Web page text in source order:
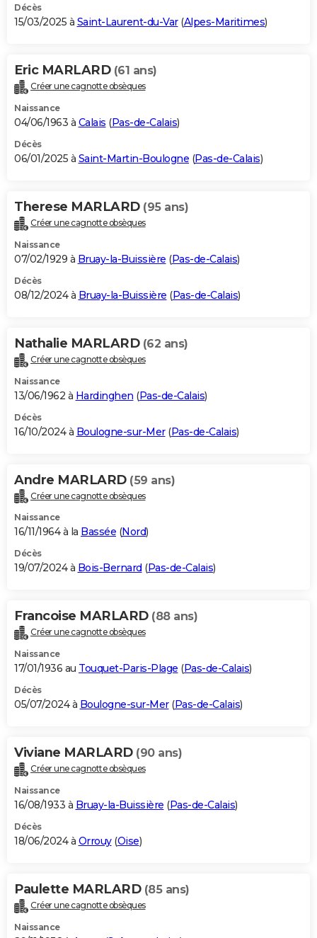
Décès
15/03/2025 à Saint-Laurent-du-Var(Alpes-Maritimes)
Eric MARLARD (61 ans)
Créer une cagnotte obsèques
Naissance
04/06/1963 à Calais (Pas-de-Calais)
Décès
06/01/2025 à Saint-Martin-Boulogne (Pas-de-Calais)
Therese MARLARD (95 ans)
Créer une cagnotte obsèques
Naissance
07/02/1929 à Bruay-la-Buissière (Pas-de-Calais)
Décès
08/12/2024 à Bruay-la-Buissière (Pas-de-Calais)
Nathalie MARLARD (62 ans)
Créer une cagnotte obsèques
Naissance
13/06/1962 à Hardinghen (Pas-de-Calais)
Décès
16/10/2024 à Boulogne-sur-Mer(Pas-de-Calais)
Andre MARLARD (59 ans)
Créer une cagnotte obsèques
Naissance
16/11/1964 à la Bassée (Nord)
Décès
19/07/2024 à Bois-Bernard (Pas-de-Calais)
Francoise MARLARD (88 ans)
Créer une cagnotte obsèques
Naissance
17/01/1936 au Touquet-Paris-Plage (Pas-de-Calais)
Décès
05/07/2024 à Boulogne-sur-Mer(Pas-de-Calais)
Viviane MARLARD (90 ans)
Créer une cagnotte obsèques
Naissance
16/08/1933 à Bruay-la-Buissière (Pas-de-Calais)
Décès
18/06/2024 à Orrouy(Oise)
Paulette MARLARD (85 ans)
Créer une cagnotte obsèques
Naissance